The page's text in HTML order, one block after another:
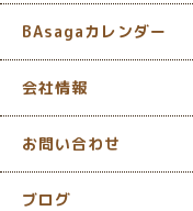
BAsagaカレンダー
会社情報
お問い合わせ
ブログ